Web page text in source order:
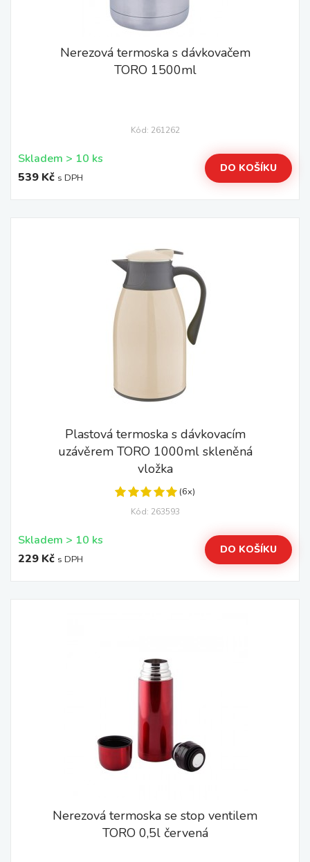
Nerezová termoska s dávkovačem
TORO 1500ml
Kód: 261262
Skladem > 10 ks
539 Kč s DPH
DO KOŠÍKU
Plastová termoska s dávkovacím
uzávěrem TORO 1000ml skleněná
vložka
(6x)
Kód: 263593
Skladem > 10 ks
229 Kč s DPH
DO KOŠÍKU
Nerezová termoska se stop ventilem
TORO 0,5l červená